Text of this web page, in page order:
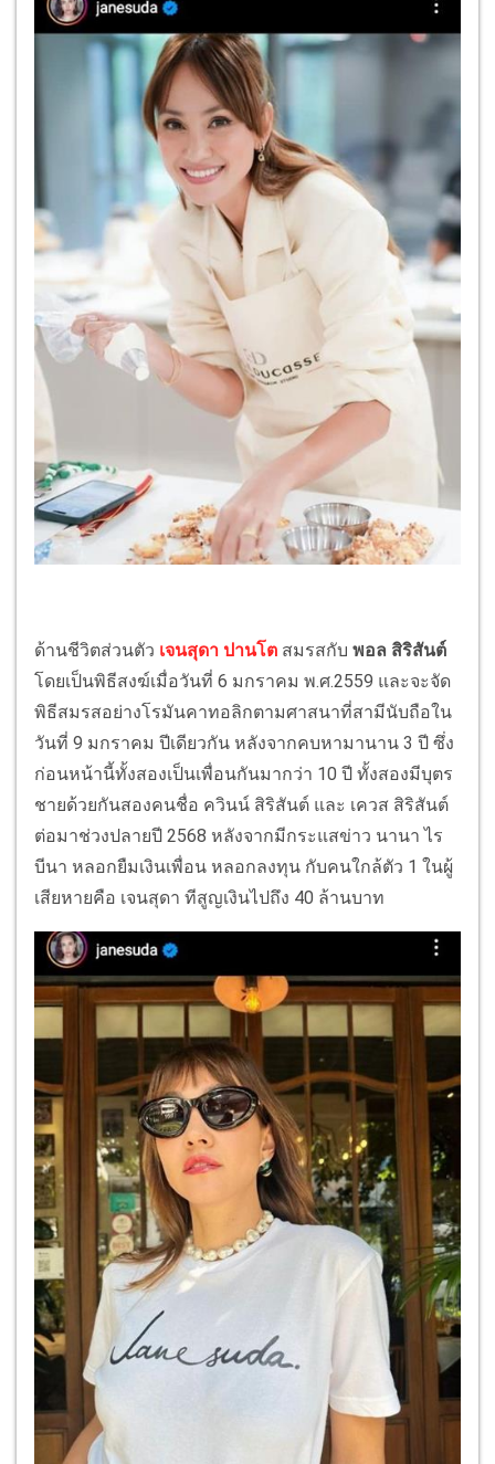
ด้านชีวิตส่วนตัว เจนสุดา ปานโต สมรสกับ พอล สิริสันต์
โดยเป็นพิธีสงฆ์เมื่อวันที่ 6 มกราคม พ.ศ.2559 และจะจัด
พิธีสมรสอย่างโรมันคาทอลิกตามศาสนาที่สามีนับถือใน
วันที่ 9 มกราคม ปีเดียวกัน หลังจากคบหามานาน 3 ปี ซึ่ง
ก่อนหน้านี้ทั้งสองเป็นเพื่อนกันมากว่า 10 ปี ทั้งสองมีบุตร
ชายด้วยกันสองคนชื่อ ควินน์ สิริสันต์ และ เควส สิริสันต์
ต่อมาช่วงปลายปี 2568 หลังจากมีกระแสข่าว นานา ไร
บีนา หลอกยืมเงินเพื่อน หลอกลงทุน กับคนใกล้ตัว 1 ในผู้
เสียหายคือ เจนสุดา ทีสูญเงินไปถึง 40 ล้านบาท